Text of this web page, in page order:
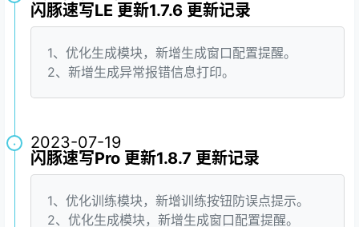
闪豚速写LE 更新1.7.6 更新记录
1、优化生成模块，新增生成窗口配置提醒。
2、新增生成异常报错信息打印。
2023-07-19
·
闪豚速写Pro 更新1.8.7 更新记录
1、优化训练模块，新增训练按钮防误点提示。
2、优化生成模块，新增生成窗口配置提醒。